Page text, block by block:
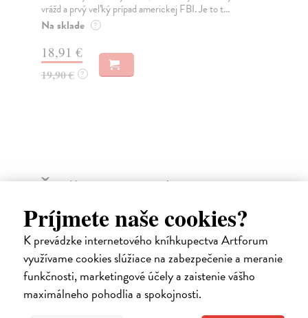
Príjmete naše cookies?
K prevádzke internetového kníhkupectva Artforum
využívame cookies slúžiace na zabezpečenie a meranie
funkčnosti, marketingové účely a zaistenie vášho
maximálneho pohodlia a spokojnosti.
vrážd a prvý veľký prípad americkej FBI. Je to t...
Na sklade ?
18,91 €
19,90 € ?
Ďalšie z kategórie military
(vojenské dejiny)
na sklade